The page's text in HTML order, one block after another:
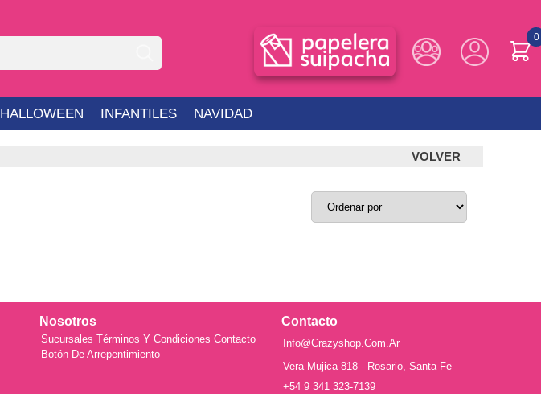
0
HALLOWEEN INFANTILES NAVIDAD
VOLVER
Nosotros
Sucursales Términos Y Condiciones Contacto
Botón De Arrepentimiento
Contacto
Info@crazyshop.com.ar
Vera Mujica 818 - Rosario, Santa Fe
+54 9 341 323-7139